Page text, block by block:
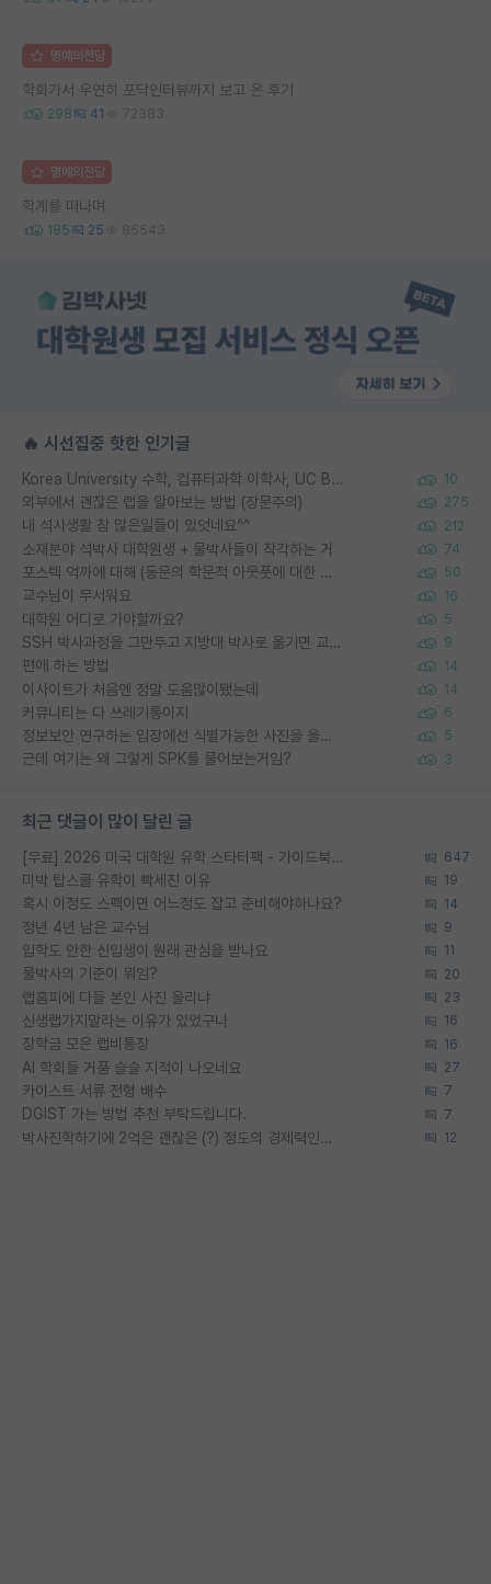
명예의전당
학회가서 우연히 포닥인터뷰까지 보고 온 후기
298 41 72383
명예의전당
학계를 떠나며
185 25 85543
🔥 시선집중 핫한 인기글
Korea University 수학, 컴퓨터과학 이학사, UC Berkeley 산업공학 대학원 공학박사가 되는 것은 쉽지 않겠죠? 10
외부에서 괜찮은 랩을 알아보는 방법 (장문주의) 275
내 석사생활 참 많은일들이 있엇네요^^ 212
소재분야 석박사 대학원생 + 물박사들이 착각하는 거 74
포스텍 억까에 대해 (동문의 학문적 아웃풋에 대한 반박) 50
교수님이 무서워요 16
대학원 어디로 가야할까요? 5
SSH 박사과정을 그만두고 지방대 박사로 옮기면 교수의 꿈은 끝일까요? 9
편애 하는 방법 14
이사이트가 처음엔 정말 도움많이됐는데 14
커뮤니티는 다 쓰레기통이지 6
정보보안 연구하는 입장에선 식별가능한 사진을 올리는건 비추이긴함 5
근데 여기는 왜 그렇게 SPK를 물어보는거임? 3
최근 댓글이 많이 달린 글
[무료] 2026 미국 대학원 유학 스타터팩 - 가이드북 & 합격자 컨택메일 템플릿 647
미박 탑스쿨 유학이 빡세진 이유 19
혹시 이정도 스펙이면 어느정도 잡고 준비해야하나요? 14
정년 4년 남은 교수님 9
입학도 안한 신입생이 원래 관심을 받나요 11
물박사의 기준이 뭐임? 20
랩홈피에 다들 본인 사진 올리냐 23
신생랩가지말라는 이유가 있었구나 16
장학금 모은 랩비통장 16
AI 학회들 거품 슬슬 지적이 나오네요 27
카이스트 서류 전형 배수 7
DGIST 가는 방법 추천 부탁드립니다. 7
박사진학하기에 2억은 괜찮은 (?) 정도의 경제력인가요 12